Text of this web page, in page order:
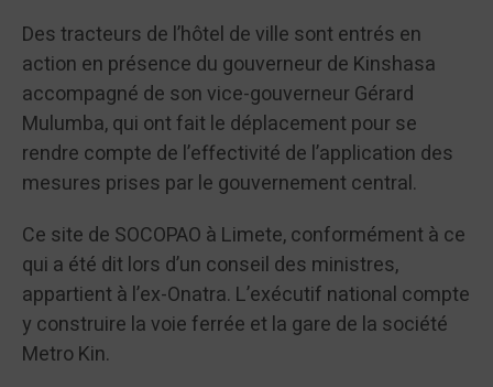
Des tracteurs de l’hôtel de ville sont entrés en
action en présence du gouverneur de Kinshasa
accompagné de son vice-gouverneur Gérard
Mulumba, qui ont fait le déplacement pour se
rendre compte de l’effectivité de l’application des
mesures prises par le gouvernement central.
Ce site de SOCOPAO à Limete, conformément à ce
qui a été dit lors d’un conseil des ministres,
appartient à l’ex-Onatra. L’exécutif national compte
y construire la voie ferrée et la gare de la société
Metro Kin.